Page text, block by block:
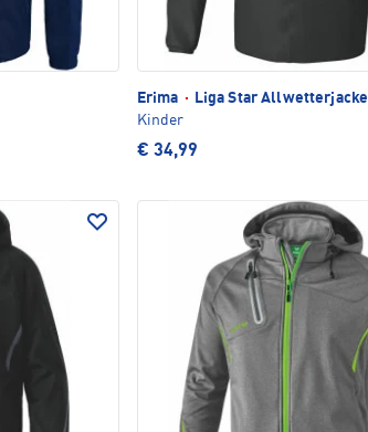
Erima ·
Liga Star Allwetterjacke
Kinder
€ 34,99